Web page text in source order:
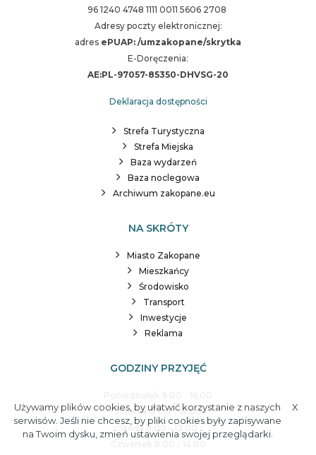
96 1240 4748 1111 0011 5606 2708
Adresy poczty elektronicznej:
adres ePUAP: /umzakopane/skrytka
E-Doręczenia:
AE:PL-97057-85350-DHVSG-20
Deklaracja dostępności
Strefa Turystyczna
Strefa Miejska
Baza wydarzeń
Baza noclegowa
Archiwum zakopane.eu
NA SKRÓTY
Miasto Zakopane
Mieszkańcy
Środowisko
Transport
Inwestycje
Reklama
GODZINY PRZYJĘĆ
Wtorek 8.00 - 14.00
Środa 8.00 - 13.00
Używamy plików cookies, by ułatwić korzystanie z naszych
serwisów. Jeśli nie chcesz, by pliki cookies były zapisywane
na Twoim dysku, zmień ustawienia swojej przeglądarki.
X